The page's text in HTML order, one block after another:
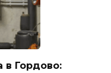
в Гордово: